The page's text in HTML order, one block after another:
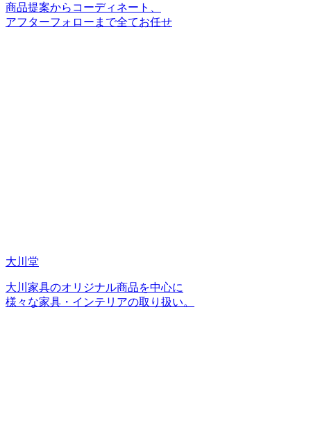
商品提案からコーディネート、
アフターフォローまで全てお任せ
大川堂
大川家具のオリジナル商品を中心に
様々な家具・インテリアの取り扱い。